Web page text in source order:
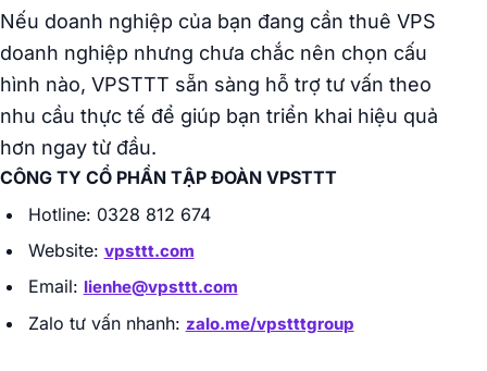
Nếu doanh nghiệp của bạn đang cần thuê VPS
doanh nghiệp nhưng chưa chắc nên chọn cấu
hình nào, VPSTTT sẵn sàng hỗ trợ tư vấn theo
nhu cầu thực tế để giúp bạn triển khai hiệu quả
hơn ngay từ đầu.
CÔNG TY CỔ PHẦN TẬP ĐOÀN VPSTTT
Hotline: 0328 812 674
Website: vpsttt.com
Email: lienhe@vpsttt.com
Zalo tư vấn nhanh: zalo.me/vpstttgroup